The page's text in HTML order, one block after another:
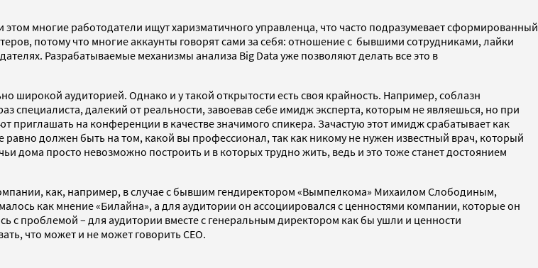
многие работодатели ищут харизматичного управленца, что часто подразумевает сформированный
потому что многие аккаунты говорят сами за себя: отношение с бывшими сотрудниками, лайки
Разрабатываемые механизмы анализа Big Data уже позволяют делать все это в
аудиторией. Однако и у такой открытости есть своя крайность. Например, соблазн
далекий от реальности, завоевав себе имидж эксперта, которым не являешься, но при
на конференции в качестве значимого спикера. Зачастую этот имидж срабатывает как
должен быть на том, какой вы профессионал, так как никому не нужен известный врач, который
дома просто невозможно построить и в которых трудно жить, ведь и это тоже станет достоянием
как, например, в случае с бывшим гендиректором «Вымпелкома» Михаилом Слободиным,
как мнение «Билайна», а для аудитории он ассоциировался с ценностями компании, которые он
с проблемой – для аудитории вместе с генеральным директором как бы ушли и ценности
что может и не может говорить CEO.